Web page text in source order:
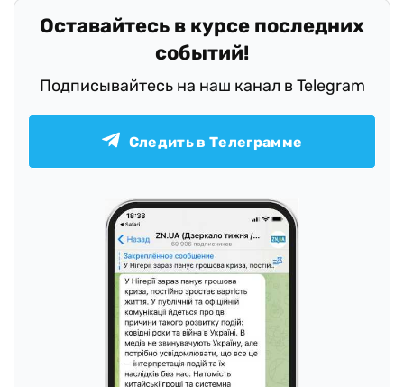
Оставайтесь в курсе последних
событий!
Подписывайтесь на наш канал в Telegram
Следить в Телеграмме